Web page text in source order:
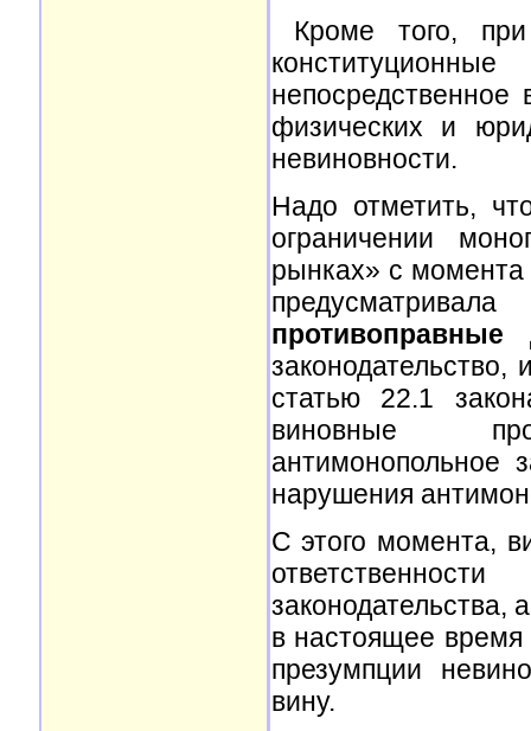
Кроме того,
непосредственное
физических и
невиновности.
Надо отметить,
ограничении
рынках» с
противоправные
статью 22.1
виновные
антимонопольное
нарушения
С этого момента,
в настоящее время
презумпции
вину.